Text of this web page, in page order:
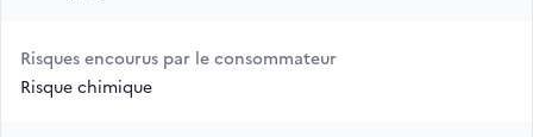
Risques encourus par le consommateur
Risque chimique